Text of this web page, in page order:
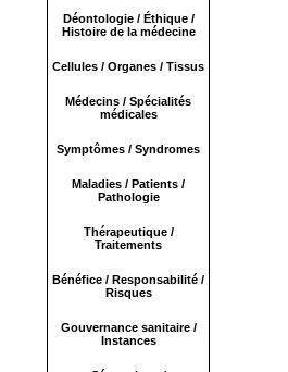
Déontologie / Éthique /
Histoire de la médecine
Cellules / Organes / Tissus
Médecins / Spécialités
médicales
Symptômes / Syndromes
Maladies / Patients /
Pathologie
Thérapeutique /
Traitements
Bénéfice / Responsabilité /
Risques
Gouvernance sanitaire /
Instances